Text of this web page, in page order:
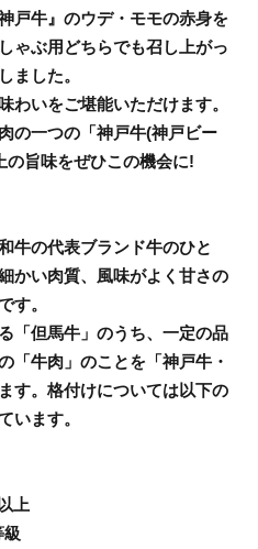
戸牛』のウデ・モモの赤身を
ゃぶ用どちらでも召し上がっ
ました。
わいをご堪能いただけます。
の一つの「神戸牛(神戸ビー
の旨味をぜひこの機会に!
牛の代表ブランド牛のひと
かい肉質、風味がよく甘さの
す。
「但馬牛」のうち、一定の品
「牛肉」のことを「神戸牛・
す。格付けについては以下の
います。
上
級